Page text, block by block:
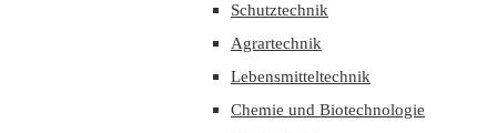
Schutztechnik
Agrartechnik
Lebensmitteltechnik
Chemie und Biotechnologie